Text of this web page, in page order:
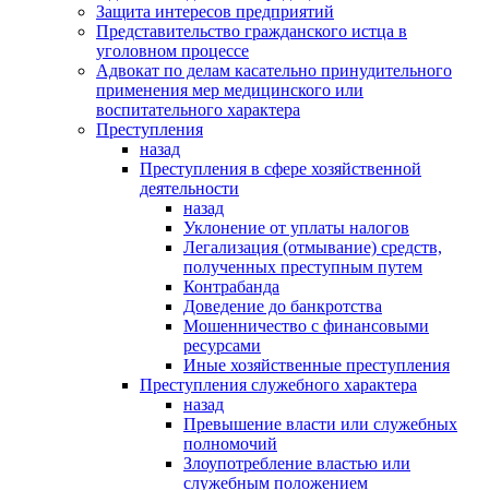
Защита интересов предприятий
Представительство гражданского истца в
уголовном процессе
Адвокат по делам касательно принудительного
применения мер медицинского или
воспитательного характера
Преступления
назад
Преступления в сфере хозяйственной
деятельности
назад
Уклонение от уплаты налогов
Легализация (отмывание) средств,
полученных преступным путем
Контрабанда
Доведение до банкротства
Мошенничество с финансовыми
ресурсами
Иные хозяйственные преступления
Преступления служебного характера
назад
Превышение власти или служебных
полномочий
Злоупотребление властью или
служебным положением